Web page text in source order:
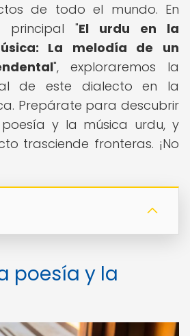
de todo el mundo. En
principal "El urdu en la
La melodía de un
", exploraremos la
de este dialecto en la
Prepárate para descubrir
y la música urdu, y
trasciende fronteras. ¡No
poesía y la